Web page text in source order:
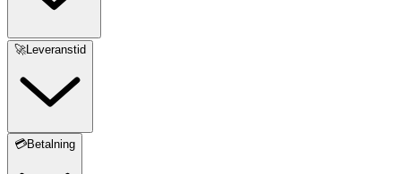
🚀Leveranstid
💳Betalning